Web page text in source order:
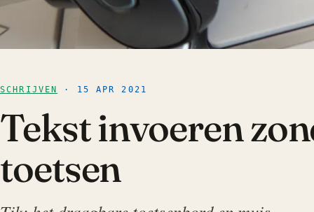
SCHRIJVEN · 15 APR 2021
Tekst invoeren
toetsen